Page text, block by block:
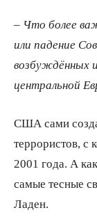
– Что более
или падение
возбуждённых
центральной
США сами
террористов, с
2001 года. А
самые тесные
Ладен.